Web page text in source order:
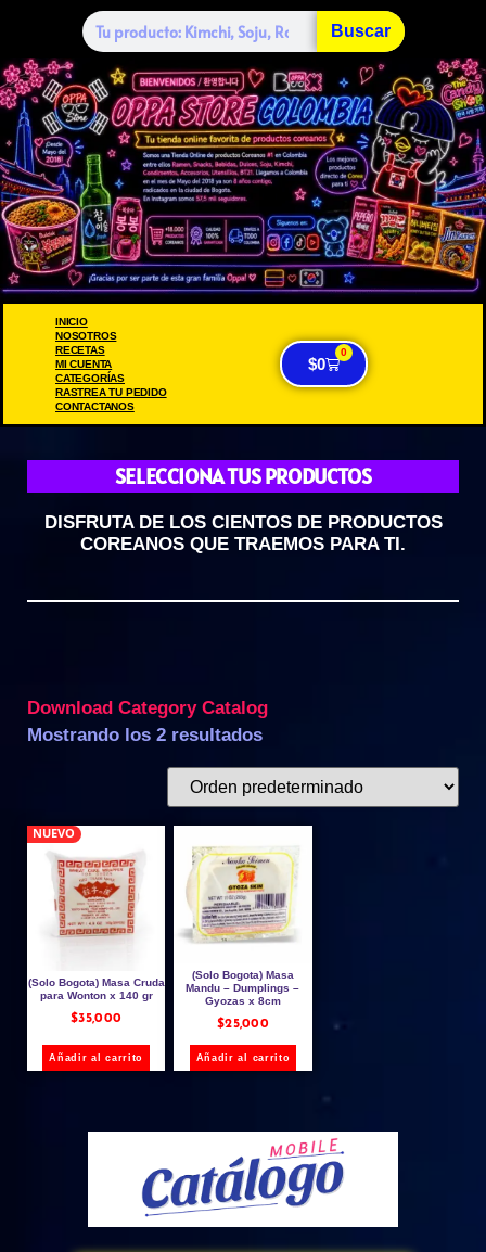
Buscar
INICIO
NOSOTROS
RECETAS
MI CUENTA
CATEGORÍAS
RASTREA TU PEDIDO
CONTACTANOS
$0
0
SELECCIONA TUS PRODUCTOS
DISFRUTA DE LOS CIENTOS DE PRODUCTOS
COREANOS QUE TRAEMOS PARA TI.
Download Category Catalog
Mostrando los 2 resultados
NUEVO
(Solo Bogota) Masa Cruda
para Wonton x 140 gr
$35,000
Añadir al carrito
(Solo Bogota) Masa
Mandu – Dumplings –
Gyozas x 8cm
$25,000
Añadir al carrito